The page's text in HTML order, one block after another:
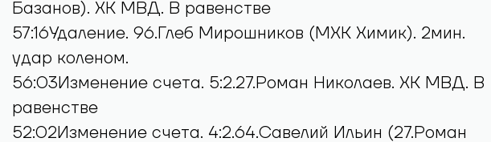
Базанов). ХК МВД. В равенстве
57:16Удаление. 96.Глеб Мирошников (МХК Химик). 2мин.
удар коленом.
56:03Изменение счета. 5:2.27.Роман Николаев. ХК МВД. В
равенстве
52:02Изменение счета. 4:2.64.Савелий Ильин (27.Роман